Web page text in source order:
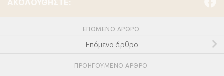
ΑΚΟΛΟΥΘΉΣΤΕ:
ΕΠΌΜΕΝΟ ΆΡΘΡΟ
Επόμενο άρθρο
ΠΡΟΗΓΟΎΜΕΝΟ ΆΡΘΡΟ